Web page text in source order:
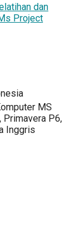
dan
Project
MS
Primavera P6,
Inggris